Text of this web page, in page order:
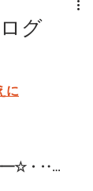
グ
に
・‥…